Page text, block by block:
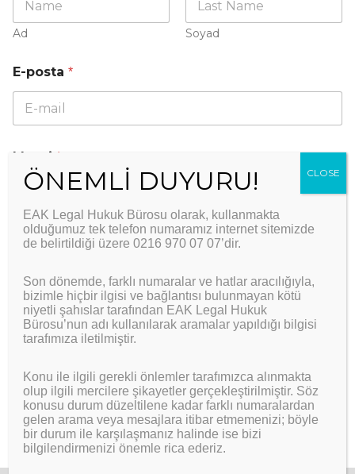
Ad Soyad
E-posta *
Mesaj *
Gönder
EAK Legal Hukuk Bürosu olarak, kullanmakta
olduğumuz tek telefon numaramız internet sitemizde
de belirtildiği üzere 0216 970 07 07’dir.
Son dönemde, farklı numaralar ve hatlar aracılığıyla,
bizimle hiçbir ilgisi ve bağlantısı bulunmayan kötü
niyetli şahıslar tarafından EAK Legal Hukuk
Bürosu’nun adı kullanılarak aramalar yapıldığı bilgisi
tarafımıza iletilmiştir.
Konu ile ilgili gerekli önlemler tarafımızca alınmakta
olup ilgili mercilere şikayetler gerçekleştirilmiştir. Söz
konusu durum düzeltilene kadar farklı numaralardan
gelen arama veya mesajlara itibar etmemenizi; böyle
bir durum ile karşılaşmanız halinde ise bizi
bilgilendirmenizi önemle rica ederiz.